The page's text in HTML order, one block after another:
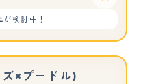
が検討中！
×プードル)